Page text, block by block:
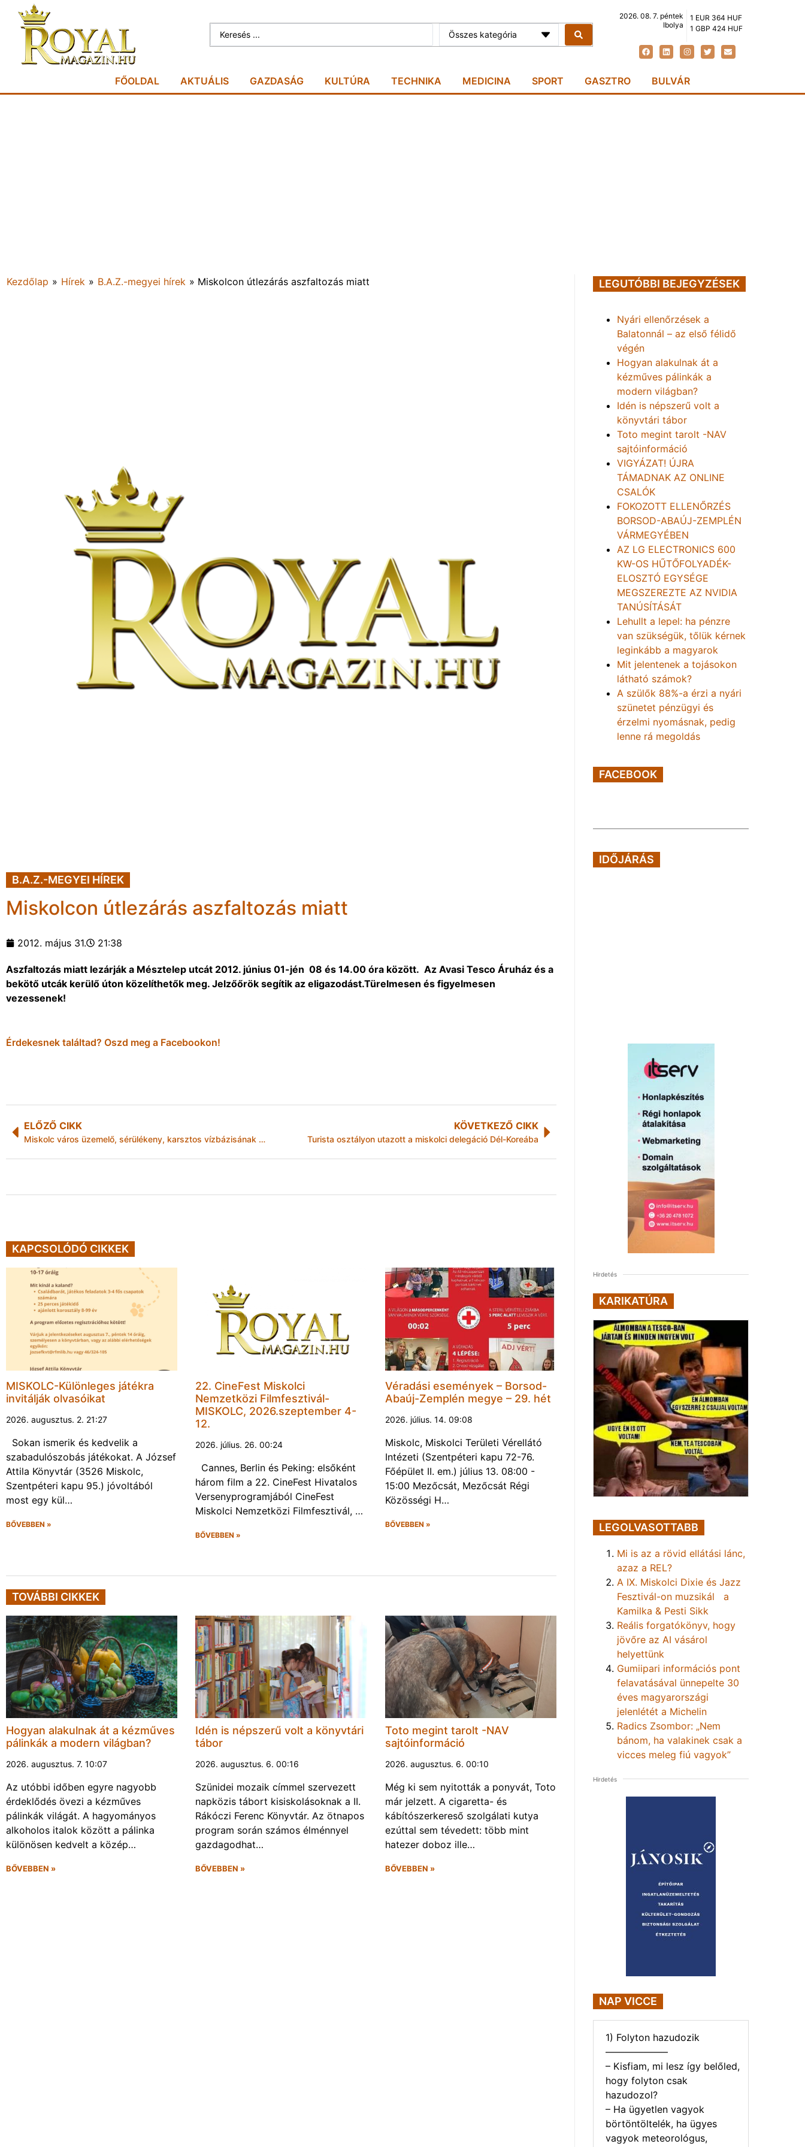
Összes kategória
2026. 08. 7. péntek
Ibolya
1 EUR 364 HUF
1 GBP 424 HUF
FŐOLDAL AKTUÁLIS GAZDASÁG KULTÚRA TECHNIKA MEDICINA SPORT GASZTRO BULVÁR
Kezdőlap » Hírek » B.A.Z.-megyei hírek » Miskolcon útlezárás aszfaltozás miatt
B.A.Z.-MEGYEI HÍREK
Miskolcon útlezárás aszfaltozás miatt
2012. május 31. 21:38
Aszfaltozás miatt lezárják a Mésztelep utcát 2012. június 01-jén 08 és 14.00 óra között. Az Avasi Tesco Áruház és a
bekötő utcák kerülő úton közelíthetők meg. Jelzőőrök segítik az eligazodást.Türelmesen és figyelmesen
vezessenek!
Érdekesnek találtad? Oszd meg a Facebookon!
ELŐZŐ CIKK
Miskolc város üzemelő, sérülékeny, karsztos vízbázisának diagnosztikai vizsgálata
KÖVETKEZŐ CIKK
Turista osztályon utazott a miskolci delegáció Dél-Koreába
KAPCSOLÓDÓ CIKKEK
MISKOLC-Különleges játékra
invitálják olvasóikat
2026. augusztus. 2. 21:27
Sokan ismerik és kedvelik a
szabadulószobás játékokat. A József
Attila Könyvtár (3526 Miskolc,
Szentpéteri kapu 95.) jóvoltából
most egy kül…
BŐVEBBEN »
22. CineFest Miskolci
Nemzetközi Filmfesztivál-
MISKOLC, 2026.szeptember 4-
12.
2026. július. 26. 00:24
Cannes, Berlin és Peking: elsőként
három film a 22. CineFest Hivatalos
Versenyprogramjából CineFest
Miskolci Nemzetközi Filmfesztivál, …
BŐVEBBEN »
Véradási események – Borsod-
Abaúj-Zemplén megye – 29. hét
2026. július. 14. 09:08
Miskolc, Miskolci Területi Vérellátó
Intézeti (Szentpéteri kapu 72-76.
Főépület II. em.) július 13. 08:00 -
15:00 Mezőcsát, Mezőcsát Régi
Közösségi H…
BŐVEBBEN »
TOVÁBBI CIKKEK
Hogyan alakulnak át a kézműves
pálinkák a modern világban?
2026. augusztus. 7. 10:07
Az utóbbi időben egyre nagyobb
érdeklődés övezi a kézműves
pálinkák világát. A hagyományos
alkoholos italok között a pálinka
különösen kedvelt a közép…
BŐVEBBEN »
Idén is népszerű volt a könyvtári
tábor
2026. augusztus. 6. 00:16
Szünidei mozaik címmel szervezett
napközis tábort kisiskolásoknak a II.
Rákóczi Ferenc Könyvtár. Az ötnapos
program során számos élménnyel
gazdagodhat…
BŐVEBBEN »
Toto megint tarolt -NAV
sajtóinformáció
2026. augusztus. 6. 00:10
Még ki sem nyitották a ponyvát, Toto
már jelzett. A cigaretta- és
kábítószerkereső szolgálati kutya
ezúttal sem tévedett: több mint
hatezer doboz ille…
BŐVEBBEN »
LEGUTÓBBI BEJEGYZÉSEK
Nyári ellenőrzések a
Balatonnál – az első félidő
végén
Hogyan alakulnak át a
kézműves pálinkák a
modern világban?
Idén is népszerű volt a
könyvtári tábor
Toto megint tarolt -NAV
sajtóinformáció
VIGYÁZAT! ÚJRA
TÁMADNAK AZ ONLINE
CSALÓK
FOKOZOTT ELLENŐRZÉS
BORSOD-ABAÚJ-ZEMPLÉN
VÁRMEGYÉBEN
AZ LG ELECTRONICS 600
KW-OS HŰTŐFOLYADÉK-
ELOSZTÓ EGYSÉGE
MEGSZEREZTE AZ NVIDIA
TANÚSÍTÁSÁT
Lehullt a lepel: ha pénzre
van szükségük, tőlük kérnek
leginkább a magyarok
Mit jelentenek a tojásokon
látható számok?
A szülők 88%-a érzi a nyári
szünetet pénzügyi és
érzelmi nyomásnak, pedig
lenne rá megoldás
FACEBOOK
IDŐJÁRÁS
Hirdetés
KARIKATÚRA
LEGOLVASOTTABB
Mi is az a rövid ellátási lánc,
azaz a REL?
A IX. Miskolci Dixie és Jazz
Fesztivál-on muzsikál a
Kamilka & Pesti Sikk
Reális forgatókönyv, hogy
jövőre az AI vásárol
helyettünk
Gumiipari információs pont
felavatásával ünnepelte 30
éves magyarországi
jelenlétét a Michelin
Radics Zsombor: „Nem
bánom, ha valakinek csak a
vicces meleg fiú vagyok”
Hirdetés
NAP VICCE
1) Folyton hazudozik
——————–
– Kisfiam, mi lesz így belőled,
hogy folyton csak
hazudozol?
– Ha ügyetlen vagyok
börtöntöltelék, ha ügyes
vagyok meteorológus,